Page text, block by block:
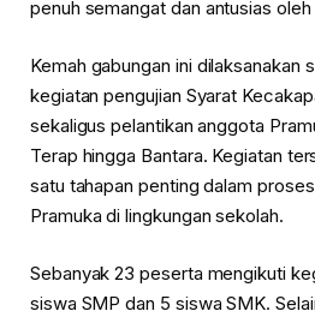
penuh semangat dan antusias
Kemah gabungan ini dilaksanakan
kegiatan pengujian Syarat
sekaligus pelantikan anggota
Terap hingga Bantara. Kegiatan
satu tahapan penting dalam
Pramuka di lingkungan sekolah.
Sebanyak 23 peserta mengikuti
siswa SMP dan 5 siswa SMK.